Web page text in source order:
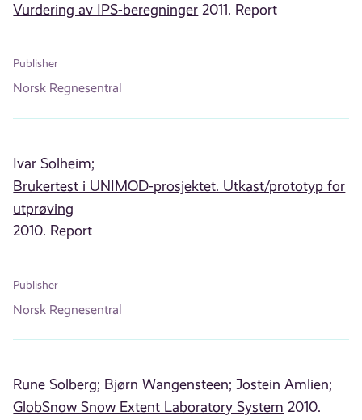
Vurdering av IPS-beregninger 2011. Report
Publisher
Norsk Regnesentral
Ivar Solheim;
Brukertest i UNIMOD-prosjektet. Utkast/prototyp for
utprøving
2010. Report
Publisher
Norsk Regnesentral
Rune Solberg; Bjørn Wangensteen; Jostein Amlien;
GlobSnow Snow Extent Laboratory System 2010.